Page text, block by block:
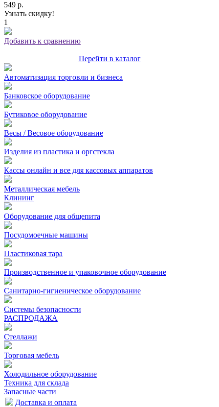
549 р.
Узнать скидку!
1
Добавить к сравнению
Перейти в каталог
Автоматизация торговли и бизнеса
Банковское оборудование
Бутиковое оборудование
Весы / Весовое оборудование
Изделия из пластика и оргстекла
Кассы онлайн и все для кассовых аппаратов
Металлическая мебель
Клининг
Оборудование для общепита
Посудомоечные машины
Пластиковая тара
Производственное и упаковочное оборудование
Санитарно-гигиеническое оборудование
Системы безопасности
РАСПРОДАЖА
Стеллажи
Торговая мебель
Холодильное оборудование
Техника для склада
Запасные части
Доставка и оплата